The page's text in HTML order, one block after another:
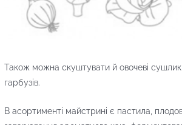
Також можна скуштувати й овочеві
гарбузів.
В асортименті майстрині є пастила,